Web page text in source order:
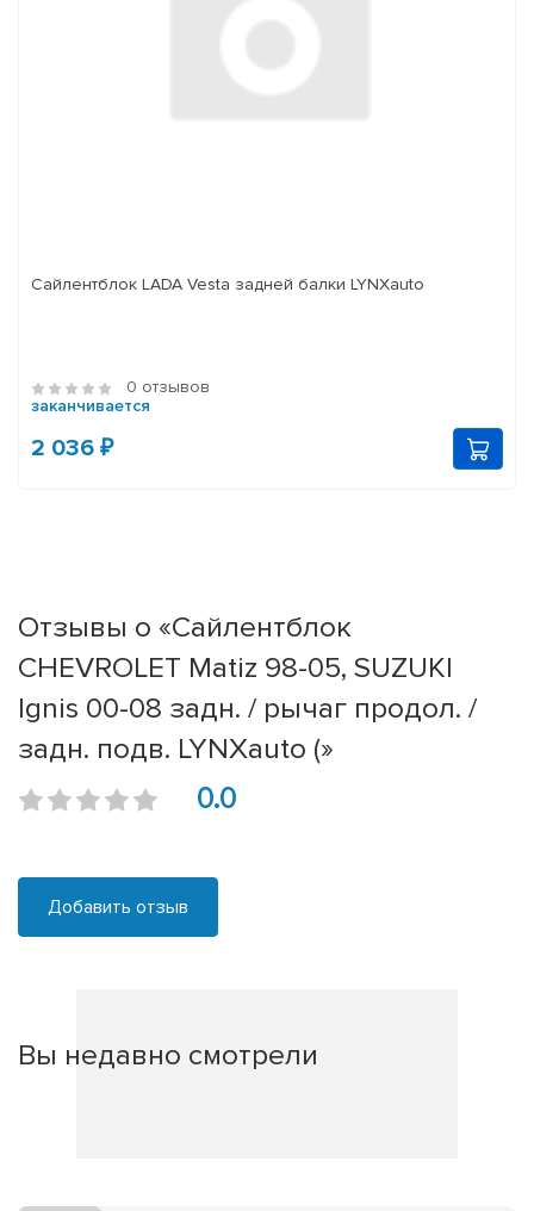
Сайлентблок LADA Vesta задней балки LYNXauto
0 отзывов
заканчивается
2 036 ₽
Отзывы о «Сайлентблок
CHEVROLET Matiz 98-05, SUZUKI
Ignis 00-08 задн. / рычаг продол. /
задн. подв. LYNXauto (»
0.0
Добавить отзыв
Вы недавно смотрели